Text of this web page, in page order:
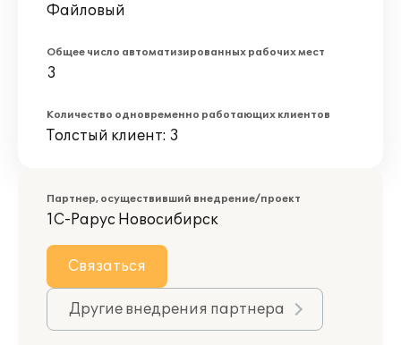
Файловый
Общее число автоматизированных рабочих мест
3
Количество одновременно работающих клиентов
Толстый клиент: 3
Партнер, осуществивший внедрение/проект
1С-Рарус Новосибирск
Связаться
Другие внедрения партнера